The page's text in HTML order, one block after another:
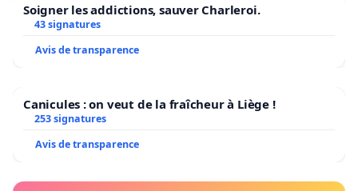
Soigner les addictions, sauver Charleroi.
43 signatures
Avis de transparence
Canicules : on veut de la fraîcheur à Liège !
253 signatures
Avis de transparence